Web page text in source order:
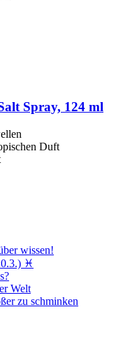
Spray, 124 ml
Duft
wissen!
♓
Welt
zu schminken